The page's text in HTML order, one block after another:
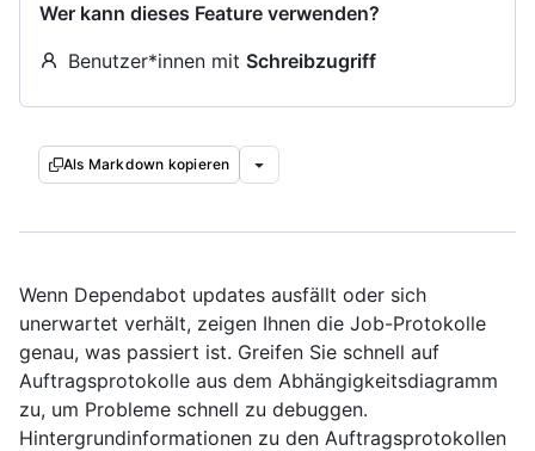
Wer kann dieses Feature verwenden?
Benutzer*innen mit Schreibzugriff
Als Markdown kopieren
Wenn Dependabot updates ausfällt oder sich
unerwartet verhält, zeigen Ihnen die Job-Protokolle
genau, was passiert ist. Greifen Sie schnell auf
Auftragsprotokolle aus dem Abhängigkeitsdiagramm
zu, um Probleme schnell zu debuggen.
Hintergrundinformationen zu den Auftragsprotokollen